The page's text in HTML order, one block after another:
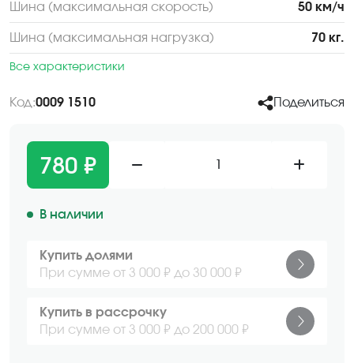
Шина (максимальная скорость) 50 км/ч
Шина (максимальная нагрузка) 70 кг.
Все характеристики
Код:0009 1510 Поделиться
780 ₽
В наличии
Купить долями
При сумме от 3 000 ₽ до 30 000 ₽
Купить в рассрочку
При сумме от 3 000 ₽ до 200 000 ₽